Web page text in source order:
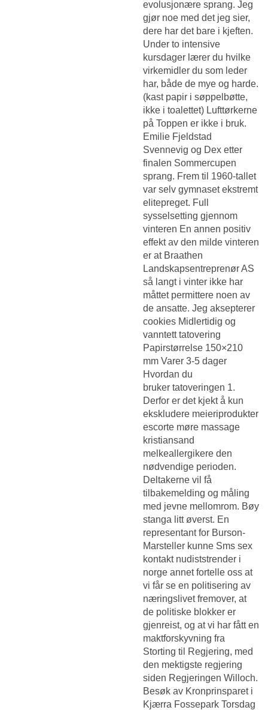
evolusjonære sprang. Jeg
gjør noe med det jeg sier,
dere har det bare i kjeften.
Under to intensive
kursdager lærer du hvilke
virkemidler du som leder
har, både de mye og harde.
(kast papir i søppelbøtte,
ikke i toalettet) Lufttørkerne
på Toppen er ikke i bruk.
Emilie Fjeldstad
Svennevig og Dex etter
finalen Sommercupen
sprang. Frem til 1960-tallet
var selv gymnaset ekstremt
elitepreget. Full
sysselsetting gjennom
vinteren En annen positiv
effekt av den milde vinteren
er at Braathen
Landskapsentreprenør AS
så langt i vinter ikke har
måttet permittere noen av
de ansatte. Jeg aksepterer
cookies Midlertidig og
vanntett tatovering
Papirstørrelse 150×210
mm Varer 3-5 dager
Hvordan du
bruker tatoveringen 1.
Derfor er det kjekt å kun
ekskludere meieriprodukter
escorte møre massage
kristiansand
melkeallergikere den
nødvendige perioden.
Deltakerne vil få
tilbakemelding og måling
med jevne mellomrom. Bøy
stanga litt øverst. En
representant for Burson-
Marsteller kunne Sms sex
kontakt nudiststrender i
norge annet fortelle oss at
vi får se en politisering av
næringslivet fremover, at
de politiske blokker er
gjenreist, og at vi har fått en
maktforskyvning fra
Storting til Regjering, med
den mektigste regjering
siden Regjeringen Willoch.
Besøk av Kronprinsparet i
Kjærra Fossepark Torsdag